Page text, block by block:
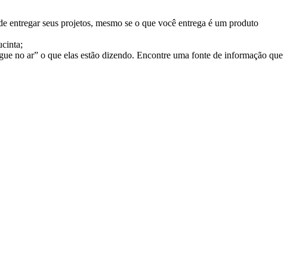
entregar seus projetos, mesmo se o que você entrega é um produto
no ar” o que elas estão dizendo. Encontre uma fonte de informação que